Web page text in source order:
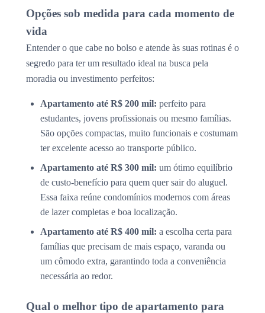
Opções sob medida para cada momento de
vida
Entender o que cabe no bolso e atende às suas rotinas é o
segredo para ter um resultado ideal na busca pela
moradia ou investimento perfeitos:
Apartamento até R$ 200 mil: perfeito para
estudantes, jovens profissionais ou mesmo famílias.
São opções compactas, muito funcionais e costumam
ter excelente acesso ao transporte público.
Apartamento até R$ 300 mil: um ótimo equilíbrio
de custo-benefício para quem quer sair do aluguel.
Essa faixa reúne condomínios modernos com áreas
de lazer completas e boa localização.
Apartamento até R$ 400 mil: a escolha certa para
famílias que precisam de mais espaço, varanda ou
um cômodo extra, garantindo toda a conveniência
necessária ao redor.
Qual o melhor tipo de apartamento para